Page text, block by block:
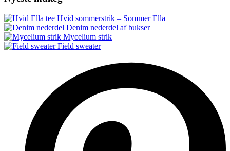
Hvid sommerstrik – Sommer Ella
Denim nederdel af bukser
Mycelium strik
Field sweater